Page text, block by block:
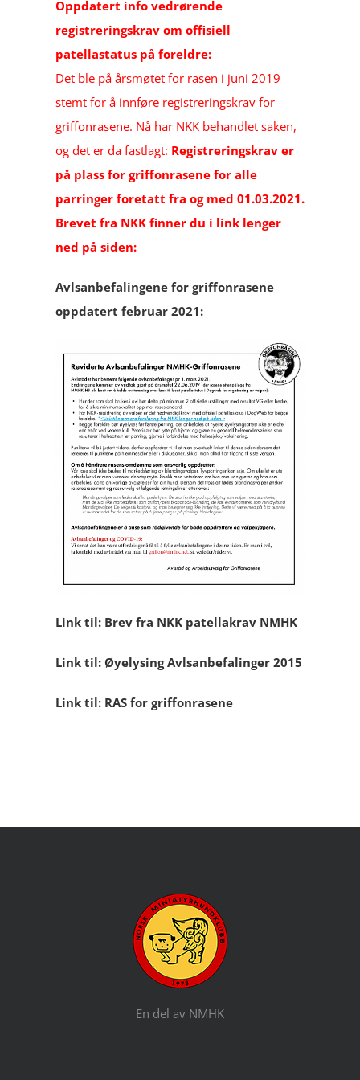
Oppdatert info vedrørende
registreringskrav om offisiell
patellastatus på foreldre:
Det ble på årsmøtet for rasen i juni 2019
stemt for å innføre registreringskrav for
griffonrasene. Nå har NKK behandlet saken,
og det er da fastlagt: Registreringskrav er
på plass for griffonrasene for alle
parringer foretatt fra og med 01.03.2021.
Brevet fra NKK finner du i link lenger
ned på siden:
Avlsanbefalingene for griffonrasene
oppdatert februar 2021:
Link til: Brev fra NKK patellakrav NMHK
Link til: Øyelysing Avlsanbefalinger 2015
Link til: RAS for griffonrasene
En del av NMHK